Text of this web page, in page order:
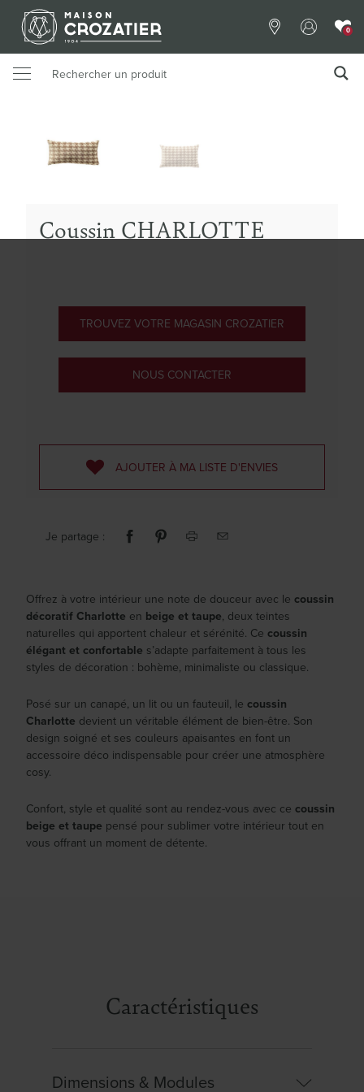
0
Coussin CHARLOTTE
TROUVEZ VOTRE MAGASIN CROZATIER
NOUS CONTACTER
AJOUTER À MA LISTE D'ENVIES
Je partage :
Offrez à votre intérieur une note de douceur avec le coussin
décoratif Charlotte en beige et taupe, deux teintes
naturelles qui apportent chaleur et sérénité. Ce coussin
élégant et confortable s’adapte parfaitement à tous les
styles de décoration : bohème, minimaliste ou classique.
Posé sur un canapé, un lit ou un fauteuil, le coussin
Charlotte devient un véritable élément de bien-être. Son
design soigné et ses couleurs apaisantes en font un
accessoire déco indispensable pour créer une atmosphère
cosy.
Confort, style et qualité sont au rendez-vous avec ce coussin
beige et taupe pensé pour sublimer votre intérieur tout en
vous offrant un moment de détente.
Caractéristiques
Dimensions & Modules